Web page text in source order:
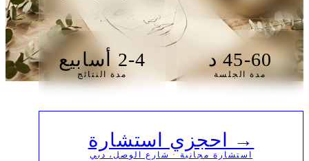
45-60 د
مدة الجلسة
2-4 أسابيع
مدة النتائج
→ احجزي استشارة
استشارة مجانية · شارع الوصل، دبي